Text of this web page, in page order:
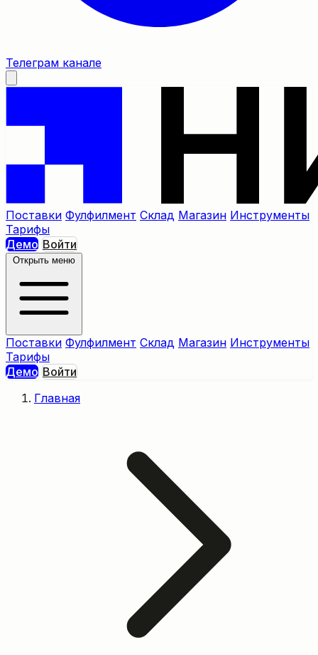
Телеграм канале
Поставки Фулфилмент Склад Магазин Инструменты
Тарифы
Демо Войти
Открыть меню
Поставки Фулфилмент Склад Магазин Инструменты
Тарифы
Демо Войти
Главная